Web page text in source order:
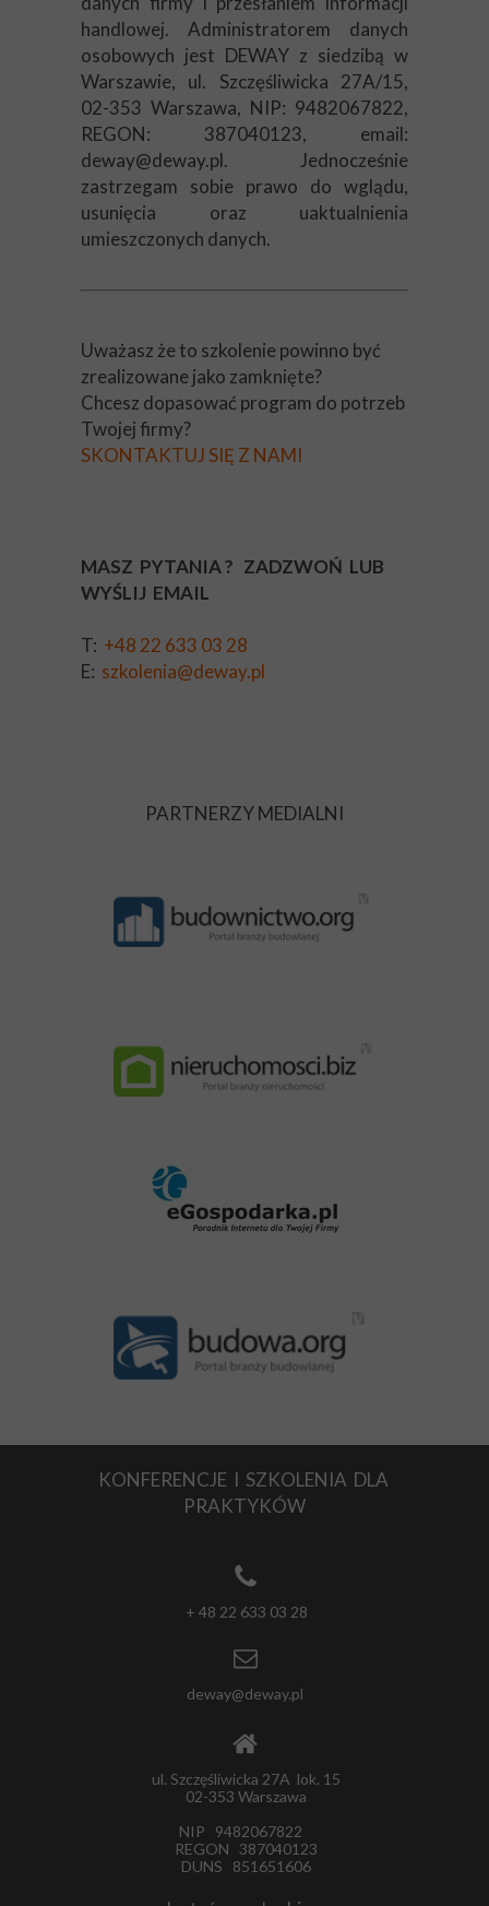
handlowej. Administratorem danych
osobowych jest DEWAY z siedzibą w
Warszawie, ul. Szczęśliwicka 27A/15,
02-353 Warszawa, NIP: 9482067822,
REGON: 387040123, email:
deway@deway.pl. Jednocześnie
zastrzegam sobie prawo do wglądu,
usunięcia oraz uaktualnienia
umieszczonych danych.
Uważasz że to szkolenie powinno być
zrealizowane jako zamknięte?
Chcesz dopasować program do potrzeb
Twojej firmy?
SKONTAKTUJ SIĘ Z NAMI
MASZ PYTANIA ? ZADZWOŃ LUB
WYŚLIJ EMAIL
T: +48 22 633 03 28
E: szkolenia@deway.pl
PARTNERZY MEDIALNI
ul. Szczęśliwicka 27A lok. 15
02-353 Warszawa
NIP 9482067822
REGON 387040123
DUNS 851651606
+ 48 22 633 03 28
deway@deway.pl
KONFERENCJE I SZKOLENIA DLA
PRAKTYKÓW